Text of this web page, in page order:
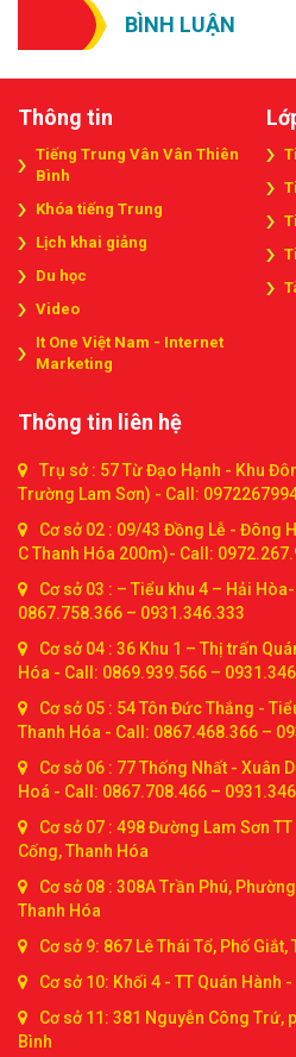
BÌNH LUẬN
Thông tin
Tiếng Trung Vân Vân Thiên
Bình
Khóa tiếng Trung
Lịch khai giảng
Du học
Video
It One Việt Nam - Internet
Marketing
Thông tin liên hệ
Trụ sở : 57 Từ Đạo Hạnh - Khu
Trường Lam Sơn) - Call:
Cơ sở 02 : 09/43 Đồng Lễ - Đông
C Thanh Hóa 200m)- Call:
Cơ sở 03 : – Tiểu khu 4 – Hải
0867.758.366 – 0931.346.333
Cơ sở 04 : 36 Khu 1 – Thị trấn
Hóa - Call: 0869.939.566 –
Cơ sở 05 : 54 Tôn Đức Thắng -
Thanh Hóa - Call: 0867.468.366 –
Cơ sở 06 : 77 Thống Nhất - Xuân
Hoá - Call: 0867.708.466 –
Cơ sở 07 : 498 Đường Lam Sơn
Cống, Thanh Hóa
Cơ sở 08 : 308A Trần Phú,
Thanh Hóa
Cơ sở 9: 867 Lê Thái Tổ, Phố
Cơ sở 10: Khối 4 - TT Quán Hành
Cơ sở 11: 381 Nguyễn Công Trứ,
Bình